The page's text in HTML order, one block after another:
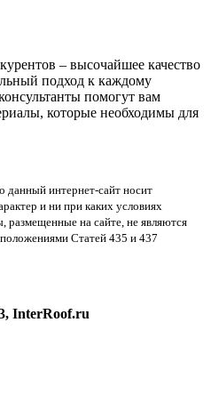
– высочайшее качество
подход к каждому
помогут вам
которые необходимы для
интернет-сайт носит
и ни при каких условиях
на сайте, не являются
Статей 435 и 437
InterRoof.ru